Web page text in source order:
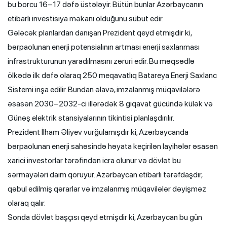
bu borcu 16–17 dəfə üstələyir. Bütün bunlar Azərbaycanın
etibarlı investisiya məkanı olduğunu sübut edir.
Gələcək planlardan danışan Prezident qeyd etmişdir ki,
bərpaolunan enerji potensialının artması enerji saxlanması
infrastrukturunun yaradılmasını zəruri edir. Bu məqsədlə
ölkədə ilk dəfə olaraq 250 meqavatlıq Batareya Enerji Saxlanc
Sistemi inşa edilir. Bundan əlavə, imzalanmış müqavilələrə
əsasən 2030–2032-ci illərədək 8 giqavat gücündə külək və
Günəş elektrik stansiyalarının tikintisi planlaşdırılır.
Prezident İlham Əliyev vurğulamışdır ki, Azərbaycanda
bərpaolunan enerji sahəsində həyata keçirilən layihələr əsasən
xarici investorlar tərəfindən icra olunur və dövlət bu
sərmayələri daim qoruyur. Azərbaycan etibarlı tərəfdaşdır,
qəbul edilmiş qərarlar və imzalanmış müqavilələr dəyişməz
olaraq qalır.
Sonda dövlət başçısı qeyd etmişdir ki, Azərbaycan bu gün